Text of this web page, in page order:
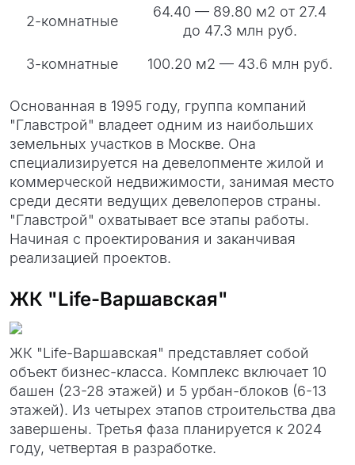
2-комнатные
64.40 — 89.80 м2 от 27.4
до 47.3 млн руб.
3-комнатные
100.20 м2 — 43.6 млн руб.
Основанная в 1995 году, группа компаний
"Главстрой" владеет одним из наибольших
земельных участков в Москве. Она
специализируется на девелопменте жилой и
коммерческой недвижимости, занимая место
среди десяти ведущих девелоперов страны.
"Главстрой" охватывает все этапы работы.
Начиная с проектирования и заканчивая
реализацией проектов.
ЖК "Life-Варшавская"
ЖК "Life-Варшавская" представляет собой
объект бизнес-класса. Комплекс включает 10
башен (23-28 этажей) и 5 урбан-блоков (6-13
этажей). Из четырех этапов строительства два
завершены. Третья фаза планируется к 2024
году, четвертая в разработке.